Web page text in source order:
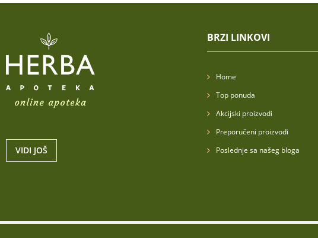
VIDI JOŠ
BRZI LINKOVI
Home
Top ponuda
Akcijski proizvodi
Preporučeni proizvodi
Poslednje sa našeg bloga